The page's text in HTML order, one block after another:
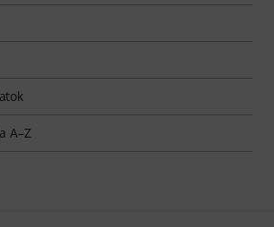
A–Z